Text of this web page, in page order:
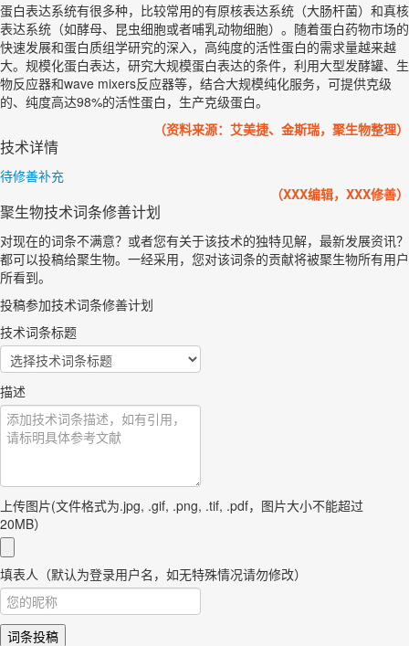
蛋白表达系统有很多种，比较常用的有原核表达系统（大肠杆菌）和真核
表达系统（如酵母、昆虫细胞或者哺乳动物细胞）。随着蛋白药物市场的
快速发展和蛋白质组学研究的深入，高纯度的活性蛋白的需求量越来越
大。规模化蛋白表达，研究大规模蛋白表达的条件，利用大型发酵罐、生
物反应器和wave mixers反应器等，结合大规模纯化服务，可提供克级
的、纯度高达98%的活性蛋白，生产克级蛋白。
（资料来源：艾美捷、金斯瑞，聚生物整理）
技术详情
待修善补充
（XXX编辑，XXX修善）
聚生物技术词条修善计划
对现在的词条不满意？或者您有关于该技术的独特见解，最新发展资讯？
都可以投稿给聚生物。一经采用，您对该词条的贡献将被聚生物所有用户
所看到。
投稿参加技术词条修善计划
技术词条标题
描述
上传图片(文件格式为.jpg, .gif, .png, .tif, .pdf，图片大小不能超过
20MB）
填表人（默认为登录用户名，如无特殊情况请勿修改）
词条投稿